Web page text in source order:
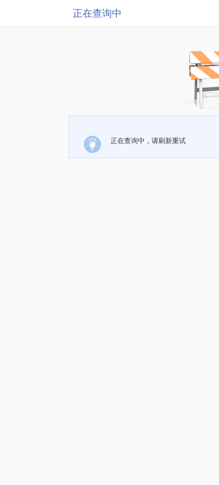
正在查询中
正在查询中，请刷新重试